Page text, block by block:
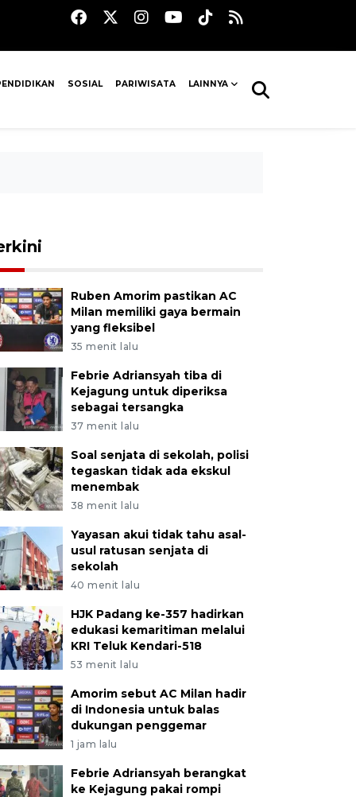
SOSIAL PARIWISATA LAINNYA
Ruben Amorim pastikan AC
Milan memiliki gaya bermain
yang fleksibel
35 menit lalu
Febrie Adriansyah tiba di
Kejagung untuk diperiksa
sebagai tersangka
37 menit lalu
Soal senjata di sekolah, polisi
tegaskan tidak ada ekskul
menembak
38 menit lalu
Yayasan akui tidak tahu asal-
usul ratusan senjata di
sekolah
40 menit lalu
HJK Padang ke-357 hadirkan
edukasi kemaritiman melalui
KRI Teluk Kendari-518
53 menit lalu
Amorim sebut AC Milan hadir
di Indonesia untuk balas
dukungan penggemar
1 jam lalu
Febrie Adriansyah berangkat
ke Kejagung pakai rompi